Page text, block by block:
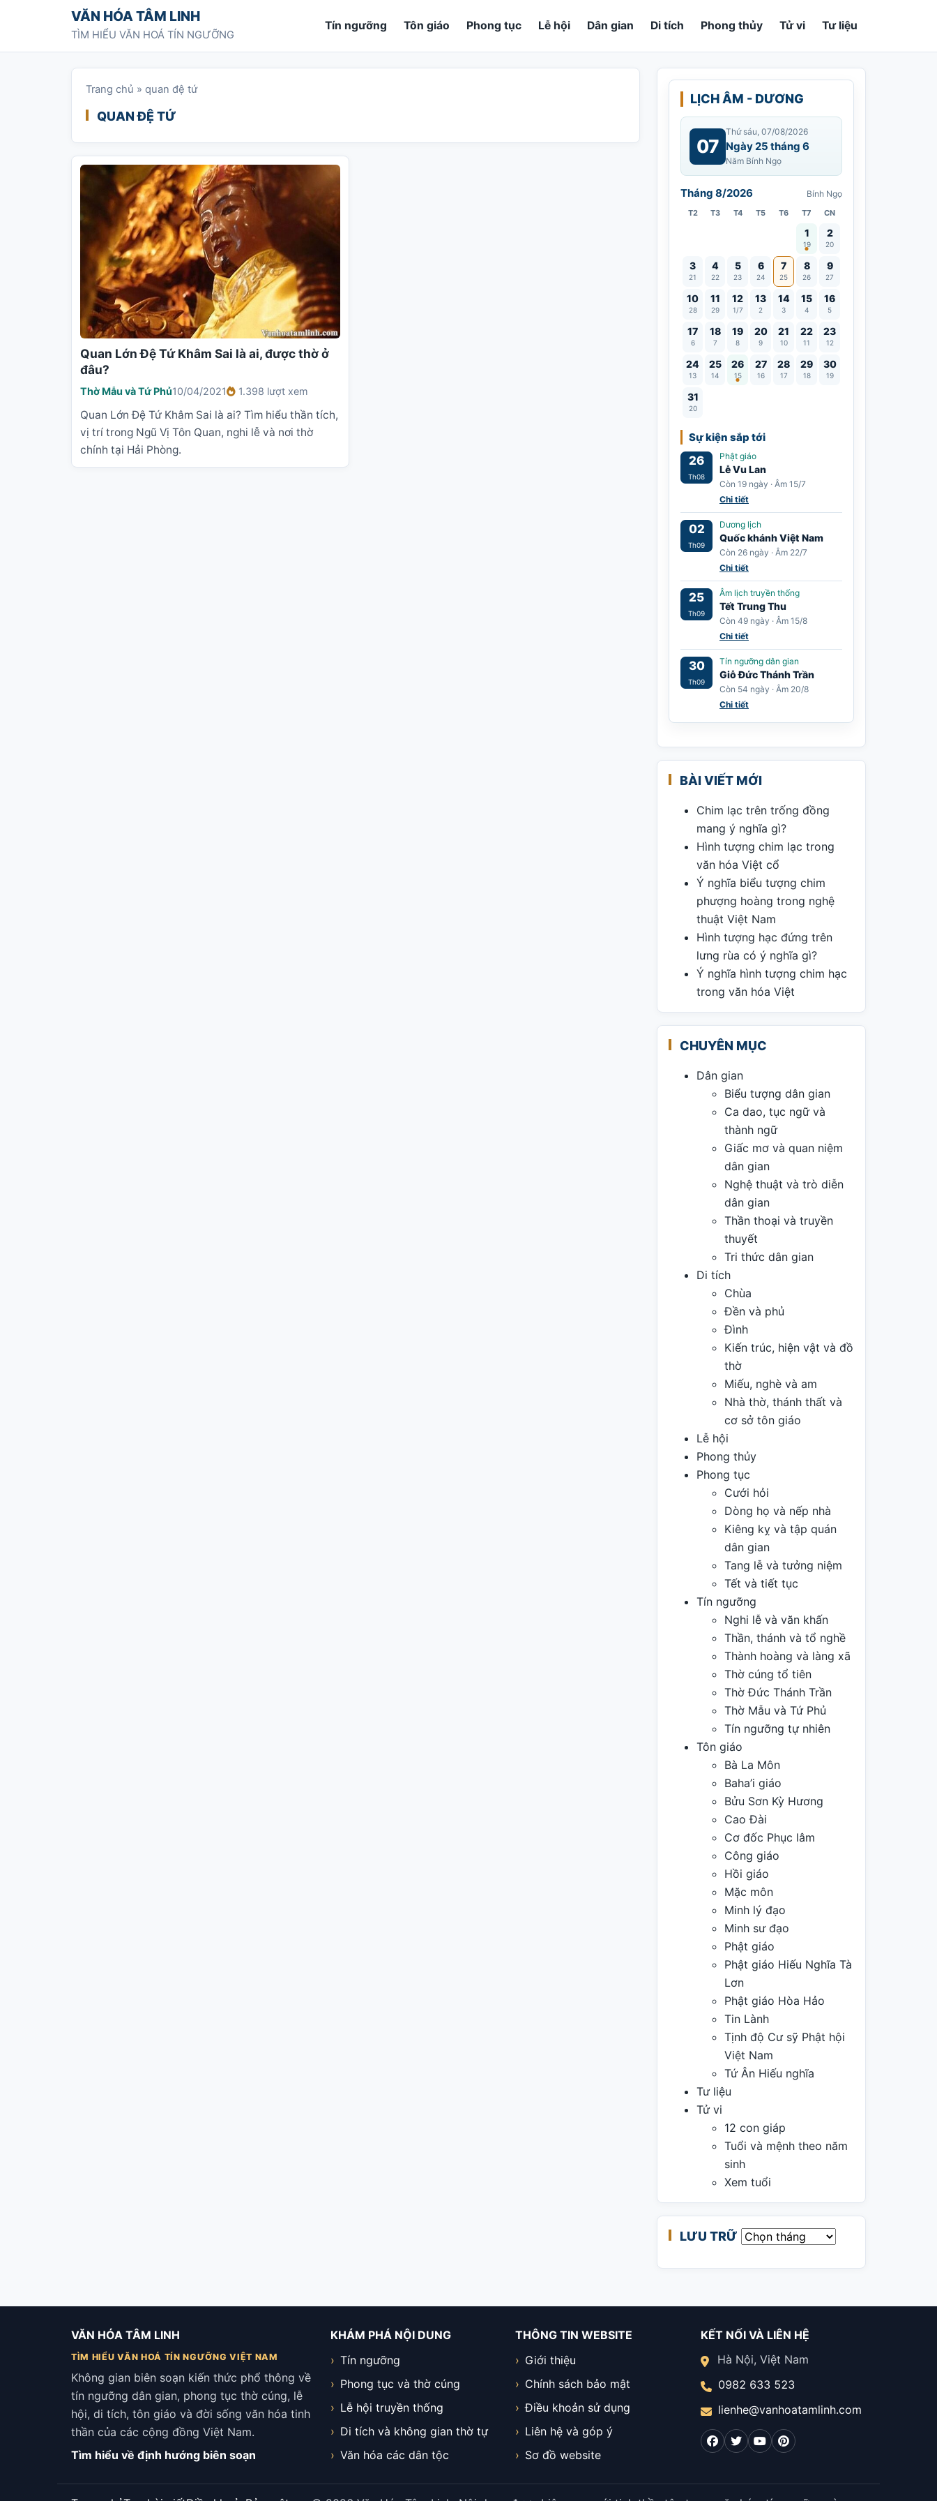
Chuyển tới nội dungVĂN HÓA TÂM LINH
TÌM HIỂU VĂN HOÁ TÍN NGƯỠNG
Tín ngưỡng Tôn giáo Phong tục Lễ hội Dân gian Di tích Phong thủy Tử vi Tư liệu
Trang chủ » quan đệ tứ
QUAN ĐỆ TỨ
Quan Lớn Đệ Tứ Khâm Sai là ai, được thờ ở
đâu?
Thờ Mẫu và Tứ Phủ10/04/2021 1.398 lượt xem
Quan Lớn Đệ Tứ Khâm Sai là ai? Tìm hiểu thần tích,
vị trí trong Ngũ Vị Tôn Quan, nghi lễ và nơi thờ
chính tại Hải Phòng.
LỊCH ÂM - DƯƠNG
07
Thứ sáu, 07/08/2026
Ngày 25 tháng 6
Năm Bính Ngọ
Tháng 8/2026 Bính Ngọ
T2 T3 T4 T5 T6 T7 CN
1
19
Vía Quán Thế Âm thành đạo
2
20
3
21
4
22
5
23
6
24
7
25
8
26
9
27
10
28
11
29
12
1/7
13
2
14
3
15
4
16
5
17
6
18
7
19
8
20
9
21
10
22
11
23
12
24
13
25
14
26
15
Lễ Vu Lan
27
16
28
17
29
18
30
19
31
20
Sự kiện sắp tới
26
Th08
Phật giáo
Lễ Vu Lan
Còn 19 ngày · Âm 15/7
Chi tiết
02
Th09
Dương lịch
Quốc khánh Việt Nam
Còn 26 ngày · Âm 22/7
Chi tiết
25
Th09
Âm lịch truyền thống
Tết Trung Thu
Còn 49 ngày · Âm 15/8
Chi tiết
30
Th09
Tín ngưỡng dân gian
Giỗ Đức Thánh Trần
Còn 54 ngày · Âm 20/8
Chi tiết
BÀI VIẾT MỚI
Chim lạc trên trống đồng
mang ý nghĩa gì?
Hình tượng chim lạc trong
văn hóa Việt cổ
Ý nghĩa biểu tượng chim
phượng hoàng trong nghệ
thuật Việt Nam
Hình tượng hạc đứng trên
lưng rùa có ý nghĩa gì?
Ý nghĩa hình tượng chim hạc
trong văn hóa Việt
CHUYÊN MỤC
Dân gian
Biểu tượng dân gian
Ca dao, tục ngữ và
thành ngữ
Giấc mơ và quan niệm
dân gian
Nghệ thuật và trò diễn
dân gian
Thần thoại và truyền
thuyết
Tri thức dân gian
Di tích
Chùa
Đền và phủ
Đình
Kiến trúc, hiện vật và đồ
thờ
Miếu, nghè và am
Nhà thờ, thánh thất và
cơ sở tôn giáo
Lễ hội
Phong thủy
Phong tục
Cưới hỏi
Dòng họ và nếp nhà
Kiêng kỵ và tập quán
dân gian
Tang lễ và tưởng niệm
Tết và tiết tục
Tín ngưỡng
Nghi lễ và văn khấn
Thần, thánh và tổ nghề
Thành hoàng và làng xã
Thờ cúng tổ tiên
Thờ Đức Thánh Trần
Thờ Mẫu và Tứ Phủ
Tín ngưỡng tự nhiên
Tôn giáo
Bà La Môn
Baha’i giáo
Bửu Sơn Kỳ Hương
Cao Đài
Cơ đốc Phục lâm
Công giáo
Hồi giáo
Mặc môn
Minh lý đạo
Minh sư đạo
Phật giáo
Phật giáo Hiếu Nghĩa Tà
Lơn
Phật giáo Hòa Hảo
Tin Lành
Tịnh độ Cư sỹ Phật hội
Việt Nam
Tứ Ân Hiếu nghĩa
Tư liệu
Tử vi
12 con giáp
Tuổi và mệnh theo năm
sinh
Xem tuổi
LƯU TRỮ Lưu trữ
VĂN HÓA TÂM LINH
TÌM HIỂU VĂN HOÁ TÍN NGƯỠNG VIỆT NAM
Không gian biên soạn kiến thức phổ thông về
tín ngưỡng dân gian, phong tục thờ cúng, lễ
hội, di tích, tôn giáo và đời sống văn hóa tinh
thần của các cộng đồng Việt Nam.
Tìm hiểu về định hướng biên soạn
KHÁM PHÁ NỘI DUNG
Tín ngưỡng
Phong tục và thờ cúng
Lễ hội truyền thống
Di tích và không gian thờ tự
Văn hóa các dân tộc
THÔNG TIN WEBSITE
Giới thiệu
Chính sách bảo mật
Điều khoản sử dụng
Liên hệ và góp ý
Sơ đồ website
KẾT NỐI VÀ LIÊN HỆ
Hà Nội, Việt Nam
0982 633 523
lienhe@vanhoatamlinh.com